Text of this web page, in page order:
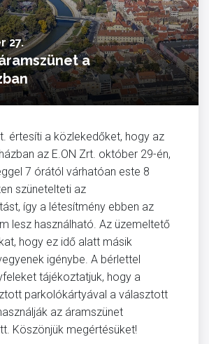
27.
a
értesíti a közlekedőket, hogy az
az E.ON Zrt. október 29-én,
7 órától várhatóan este 8
szünetelteti az
így a létesítmény ebben az
lesz használható. Az üzemeltető
hogy ez idő alatt másik
igénybe. A bérlettel
tájékoztatjuk, hogy a
parkolókártyával a választott
az áramszünet
Köszönjük megértésüket!